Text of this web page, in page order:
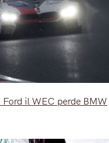
il WEC perde BMW